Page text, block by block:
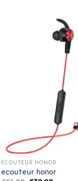
ECOUTEUR HONOR
ecouteur honor